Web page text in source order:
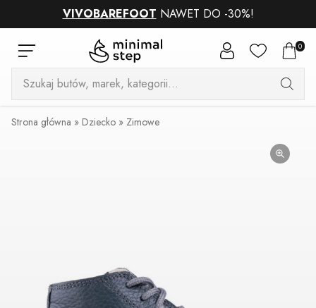
VIVOBAREFOOT NAWET DO -30%!
0
Wyszukiwarka
produktów
Strona główna » Dziecko » Zimowe